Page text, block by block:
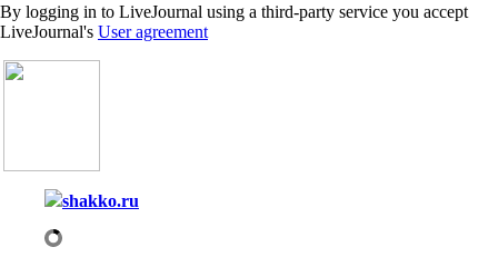
By logging in to LiveJournal using a third-party service you accept
LiveJournal's User agreement
shakko.ru